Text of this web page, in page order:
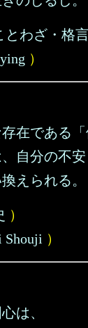
とわざ・格
）
在である
自分の不
えられる。
）
Shouji ）
は、